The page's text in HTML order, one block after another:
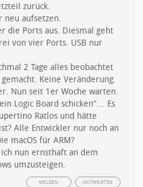
zurück.
neu aufsetzen.
die Ports aus. Diesmal geht
von vier Ports. USB nur
2 Tage alles beobachtet
gemacht. Keine Veränderung.
Nun seit 1er Woche warten.
Logic Board schicken“… Es
Ratlos und hätte
Alle Entwickler nur noch an
macOS für ARM?
nun ernsthaft an dem
umzusteigen.
ANTWORTEN
MELDEN